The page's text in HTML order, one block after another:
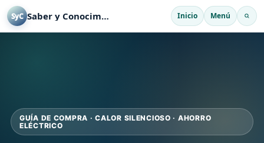
SyC Saber y Conocimiento Inicio Menú
GUÍA DE COMPRA · CALOR SILENCIOSO · AHORRO
ELÉCTRICO